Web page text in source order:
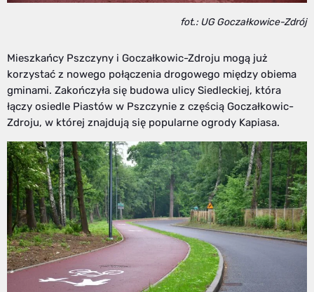
fot.: UG Goczałkowice-Zdrój
Mieszkańcy Pszczyny i Goczałkowic-Zdroju mogą już
korzystać z nowego połączenia drogowego między obiema
gminami. Zakończyła się budowa ulicy Siedleckiej, która
łączy osiedle Piastów w Pszczynie z częścią Goczałkowic-
Zdroju, w której znajdują się popularne ogrody Kapiasa.